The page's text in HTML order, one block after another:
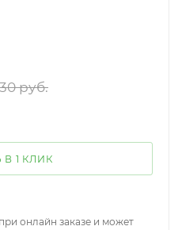
руб.
В 1 КЛИК
онлайн заказе и может